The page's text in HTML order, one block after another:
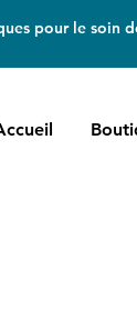
pour le soin